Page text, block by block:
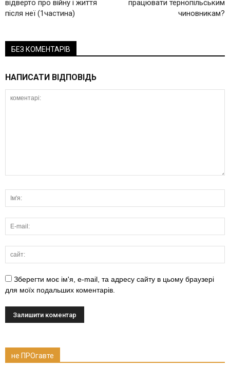
відверто про війну і життя
після неї (1частина)
працювати тернопільським
чиновникам?
БЕЗ КОМЕНТАРІВ
НАПИСАТИ ВІДПОВІДЬ
Зберегти моє ім'я, e-mail, та адресу сайту в цьому браузері
для моїх подальших коментарів.
не ПРОгавте